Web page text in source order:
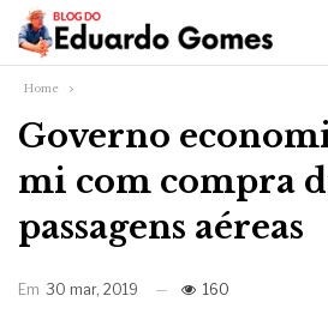
Home
Governo
mi com compra
passagens aéreas
Em 30 mar, 2019 160